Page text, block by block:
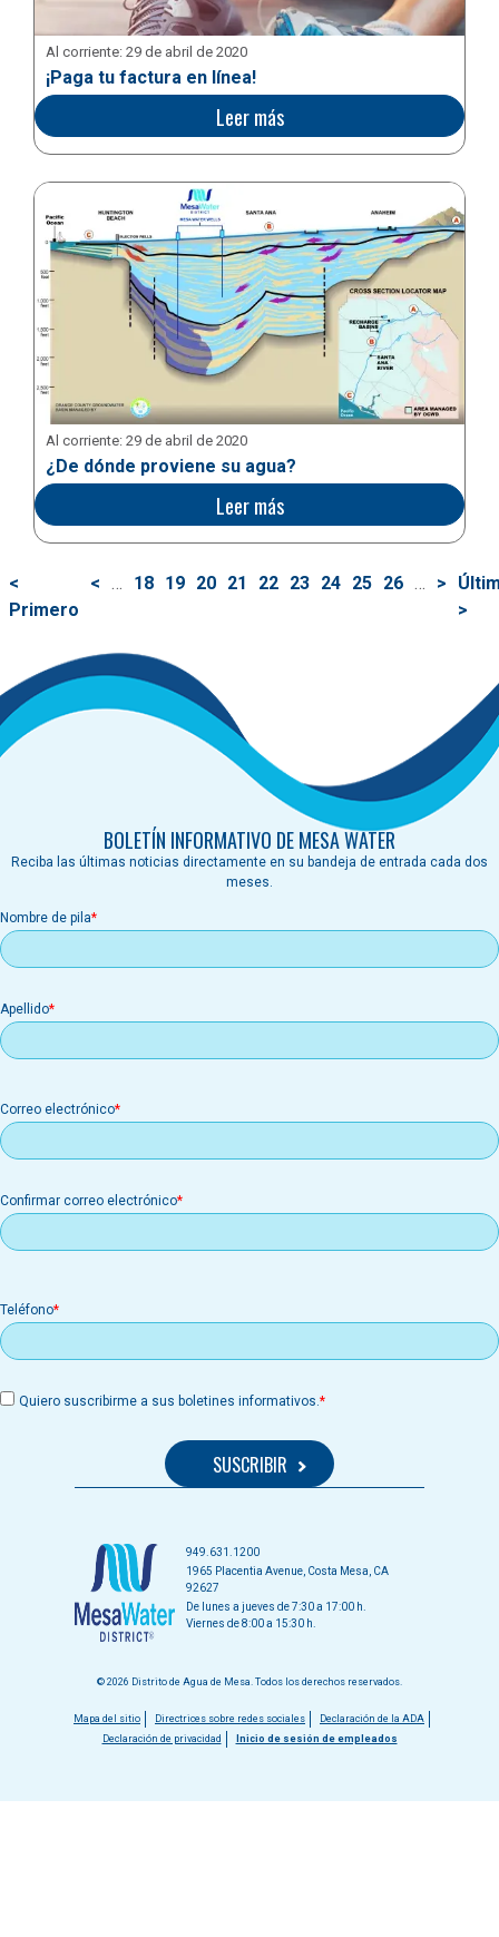
Al corriente: 29 de abril de 2020
¡Paga tu factura en línea!
Leer más
Al corriente: 29 de abril de 2020
¿De dónde proviene su agua?
Leer más
Paginación
Primera
página
<
Primero
Página
< … Página
18 Página
19 Página
20 Página
21
Página
22 Página
23 Página
24 Página
25 Página
26 …
página
>
>
BOLETÍN INFORMATIVO DE MESA WATER
Reciba las últimas noticias directamente en su bandeja de entrada cada dos
meses.
Nombre de pila
Apellido
Correo
electrónico
Correo electrónico
Confirmar correo electrónico
Teléfono
Quiero suscribirme a sus boletines informativos.
949.631.1200
1965 Placentia Avenue, Costa Mesa, CA
92627
De lunes a jueves de 7:30 a 17:00 h.
Viernes de 8:00 a 15:30 h.
© 2026 Distrito de Agua de Mesa. Todos los derechos reservados.
Menú
pie
Mapa del sitio Directrices sobre redes sociales
Declaración de la ADA
Declaración de privacidad
Inicio de sesión de empleados